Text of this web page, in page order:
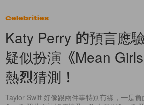
Celebrities
Katy Perry 的預言應
疑似扮演《Mean
熱烈猜測！
Taylor Swift 好像跟兩件事特別有緣，一是